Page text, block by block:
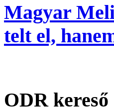
Magyar
telt el,
ODR kereső